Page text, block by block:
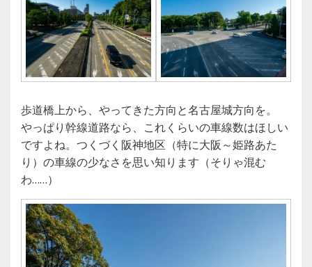
歩道橋上から、やってきた方向と名古屋城方向を。
やっぱり幹線道路なら、これくらいの車線数はほしい
ですよね。つくづく阪神地区（特に大阪～姫路あた
り）の車線の少なさを思い知ります（そりゃ混む
わ……）